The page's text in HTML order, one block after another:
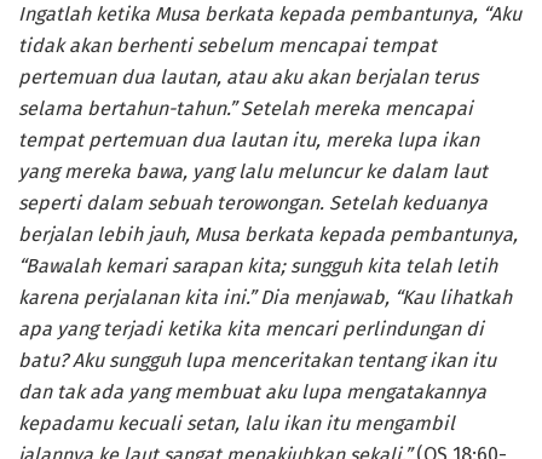
Ingatlah ketika Musa berkata kepada pembantunya, “Aku
tidak akan berhenti sebelum mencapai tempat
pertemuan dua lautan, atau aku akan berjalan terus
selama bertahun-tahun.” Setelah mereka mencapai
tempat pertemuan dua lautan itu, mereka lupa ikan
yang mereka bawa, yang lalu meluncur ke dalam laut
seperti dalam sebuah terowongan. Setelah keduanya
berjalan lebih jauh, Musa berkata kepada pembantunya,
“Bawalah kemari sarapan kita; sungguh kita telah letih
karena perjalanan kita ini.” Dia menjawab, “Kau lihatkah
apa yang terjadi ketika kita mencari perlindungan di
batu? Aku sungguh lupa menceritakan tentang ikan itu
dan tak ada yang membuat aku lupa mengatakannya
kepadamu kecuali setan, lalu ikan itu mengambil